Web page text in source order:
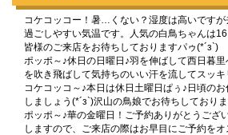
コケコッコー！暑…くない？湿度は高いですが
過ごしやすい気温です。人気の白鳥ちゃんは
皆様のご来店をお待ちしておりますパゥ(*´з`)
ポッポ～♪休日の日曜日♪羽を伸ばして西日暮
を吹き飛ばして気持ちのいい汗を流してスッ
コケコッコ～♪本日は休日土曜日ぱぅ♪日頃の
しましょう(*´з`)沢山の鳥娘でお待ちしておりま
ポッポ～♪華の金曜日！ご予約ありがとうござ
しますので、ご来店の際はお早目にご予約を